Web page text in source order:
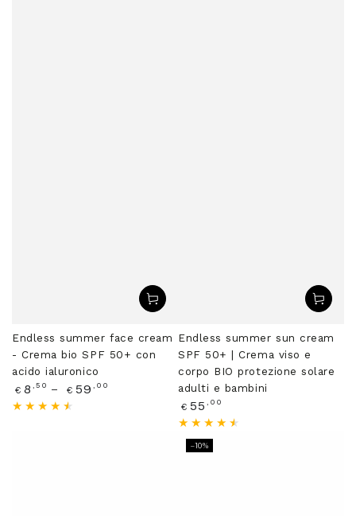
Endless summer face cream
- Crema bio SPF 50+ con
acido ialuronico
Prezzo
regolare
€ 8 ,50 € 59 ,00
Endless summer sun cream
SPF 50+ | Crema viso e
corpo BIO protezione solare
adulti e bambini
Prezzo
regolare
€ 55 ,00
–10%